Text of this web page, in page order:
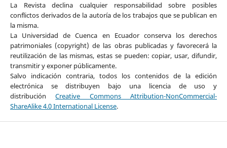
La Revista declina cualquier responsabilidad sobre posibles
conflictos derivados de la autoría de los trabajos que se publican en
la misma.
La Universidad de Cuenca en Ecuador conserva los derechos
patrimoniales (copyright) de las obras publicadas y favorecerá la
reutilización de las mismas, estas se pueden: copiar, usar, difundir,
transmitir y exponer públicamente.
Salvo indicación contraria, todos los contenidos de la edición
electrónica se distribuyen bajo una licencia de uso y
distribuciónCreative Commons Attribution-NonCommercial-
ShareAlike 4.0 International License.